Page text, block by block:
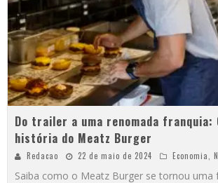
Do trailer a uma renomada franquia:
história do Meatz Burger
Redacao 22 de maio de 2024 Economia
Saiba como o Meatz Burger se tornou uma